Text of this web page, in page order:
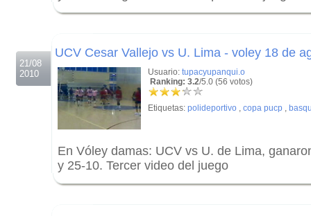
21/08
2010
UCV Cesar Vallejo vs U. Lima - voley 18 de
Usuario: tupacyupanqui.o
Ranking: 3.2/5.0 (56 votos)
Etiquetas: polideportivo , copa pucp ,
En Vóley damas: UCV vs U. de Lima,
y 25-10. Tercer video del juego